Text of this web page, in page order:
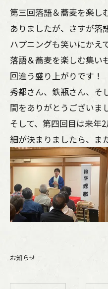
第三回落語＆蕎麦を楽し
ありましたが、さすが落
ハプニングも笑いにかえ
落語＆蕎麦を楽しむ集い
回違う盛り上がりです！
秀都さん、鉄瓶さん、そ
間をありがとうございま
そして、第四回目は来
細が決まりましたら、ま
お知らせ